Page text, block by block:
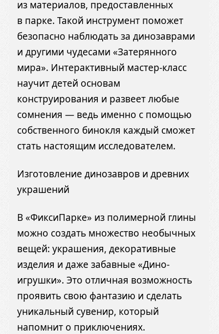
из материалов, предоставленных
в парке. Такой инструмент поможет
безопасно наблюдать за динозаврами
и другими чудесами «Затерянного
мира». Интерактивный мастер-класс
научит детей основам
конструирования и развеет любые
сомнения — ведь именно с помощью
собственного бинокля каждый сможет
стать настоящим исследователем.
Изготовление динозавров и древних
украшений
В «ФиксиПарке» из полимерной глины
можно создать множество необычных
вещей: украшения, декоративные
изделия и даже забавные «Дино-
игрушки». Это отличная возможность
проявить свою фантазию и сделать
уникальный сувенир, который
напомнит о приключениях.